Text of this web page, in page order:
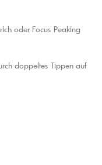
oder Focus Peaking
doppeltes Tippen auf